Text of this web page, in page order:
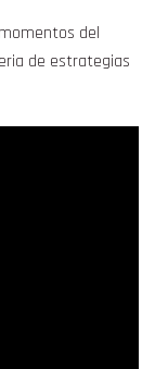
del
de estrategias